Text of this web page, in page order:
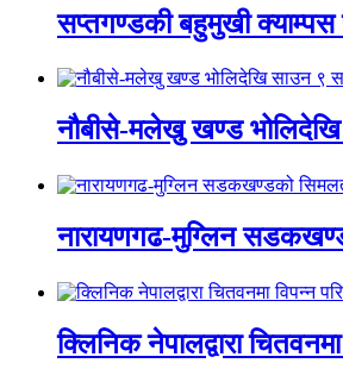
सप्तगण्डकी बहुमुखी क्याम्पस
नौबीसे-मलेखु खण्ड भोलिदेखि
नारायणगढ-मुग्लिन
क्लिनिक नेपालद्वारा